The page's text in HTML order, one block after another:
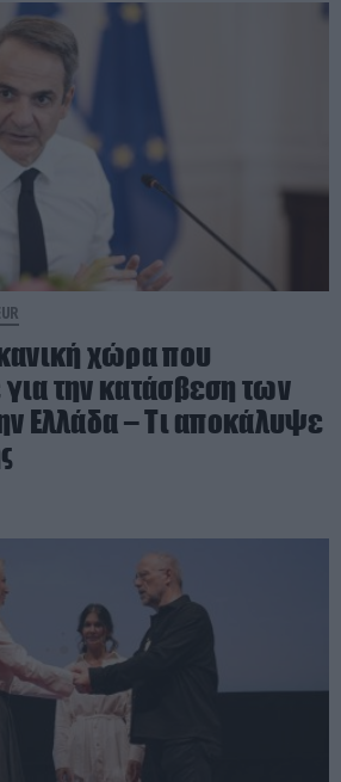
χώρα που
την κατάσβεση των
Ελλάδα – Τι αποκάλυψε